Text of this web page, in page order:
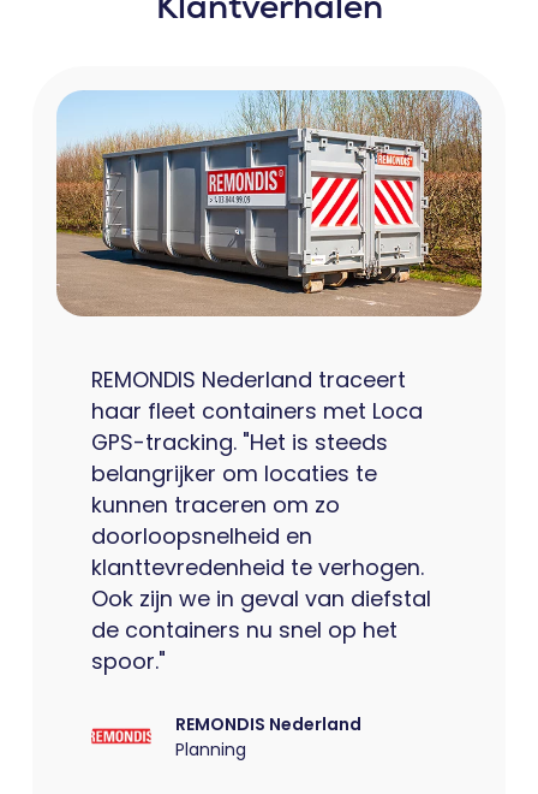
REMONDIS Nederland traceert
haar fleet containers met Loca
GPS-tracking. "Het is steeds
belangrijker om locaties te
kunnen traceren om zo
doorloopsnelheid en
klanttevredenheid te verhogen.
Ook zijn we in geval van diefstal
de containers nu snel op het
spoor."
REMONDIS Nederland
Planning